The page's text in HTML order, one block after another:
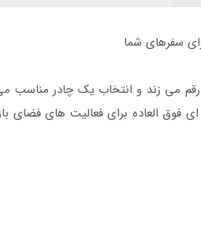
می‌ زند و انتخاب یک چادر مناسب می‌
الی 3 نفر و نشستن 4 الی 5 نفر، گزینه‌ ای فوق‌